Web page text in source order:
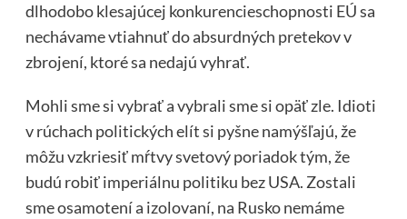
dlhodobo klesajúcej konkurencieschopnosti EÚ sa
nechávame vtiahnuť do absurdných pretekov v
zbrojení, ktoré sa nedajú vyhrať.
Mohli sme si vybrať a vybrali sme si opäť zle. Idioti
v rúchach politických elít si pyšne namýšľajú, že
môžu vzkriesiť mŕtvy svetový poriadok tým, že
budú robiť imperiálnu politiku bez USA. Zostali
sme osamotení a izolovaní, na Rusko nemáme